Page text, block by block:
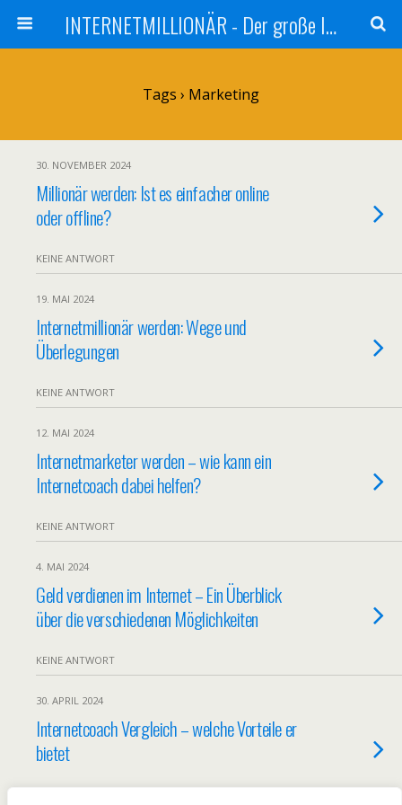
INTERNETMILLIONÄR - Der große Internetmarketer Vergleich
Tags › Marketing
30. NOVEMBER 2024
Millionär werden: Ist es einfacher online
oder offline?
KEINE ANTWORT
19. MAI 2024
Internetmillionär werden: Wege und
Überlegungen
KEINE ANTWORT
12. MAI 2024
Internetmarketer werden – wie kann ein
Internetcoach dabei helfen?
KEINE ANTWORT
4. MAI 2024
Geld verdienen im Internet – Ein Überblick
über die verschiedenen Möglichkeiten
KEINE ANTWORT
30. APRIL 2024
Internetcoach Vergleich – welche Vorteile er
bietet